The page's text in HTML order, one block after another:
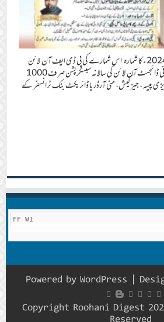
ماہنامہ روحانی ڈائجسٹ جنوری 2024ء کا شمارہ اس شمارے کی پی ڈی ایف آن لائن
مطالعہ کے لیے کلک کیجیے! روحانی ڈائجسٹ آن لائن کی سالانہ سبسکرپشن صرف 1000
پیسہ ، جیز کیش، منی آرڈر یا ڈائریکٹ بنک ٹرانسفر کے
FF W1
Powered by WordPress |
© Copyright Roohani Digest